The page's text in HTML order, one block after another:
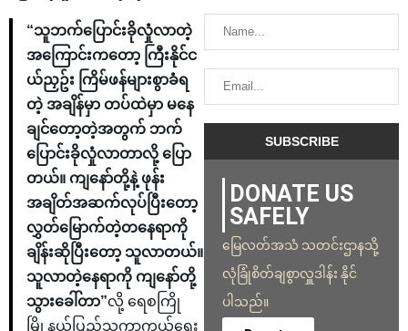
“သူဘက်ပြောင်းခိုလှုံလာတဲ့
အကြောင်းကတော့ ကြီးနိုင်င
ယ်ညှဥ်း ကြိမ်ဖန်များစွာခံရ
တဲ့ အချိန်မှာ တပ်ထဲမှာ မနေ
ချင်တော့တဲ့အတွက် ဘက်
ပြောင်းခိုလှုံလာတာလို့ ပြော
တယ်။ ကျနော်တို့နဲ့ ဖုန်း
အချိတ်အဆက်လုပ်ပြီးတော့
လွှတ်မြောက်တဲ့တနေရာကို
ချိန်းဆိုပြီးတော့ သူလာတယ်။
သူလာတဲ့နေရာကို ကျနော်တို့
သွားခေါ်တာ”လို့ ရေစကြို
မြို့နယ်ပြည်သူ့ကာကွယ်ရေး
DONATE US
SAFELY
မြေလတ်အသံ သတင်းဌာနသို့
လုံခြုံစိတ်ချစွာလှူဒါန်း နိုင်
ပါသည်။